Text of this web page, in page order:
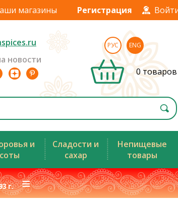
магазины Регистрация
новости
РУС ENG
0 товаров
и
Сладости и
сахар
Непищевые
товары
г.≡